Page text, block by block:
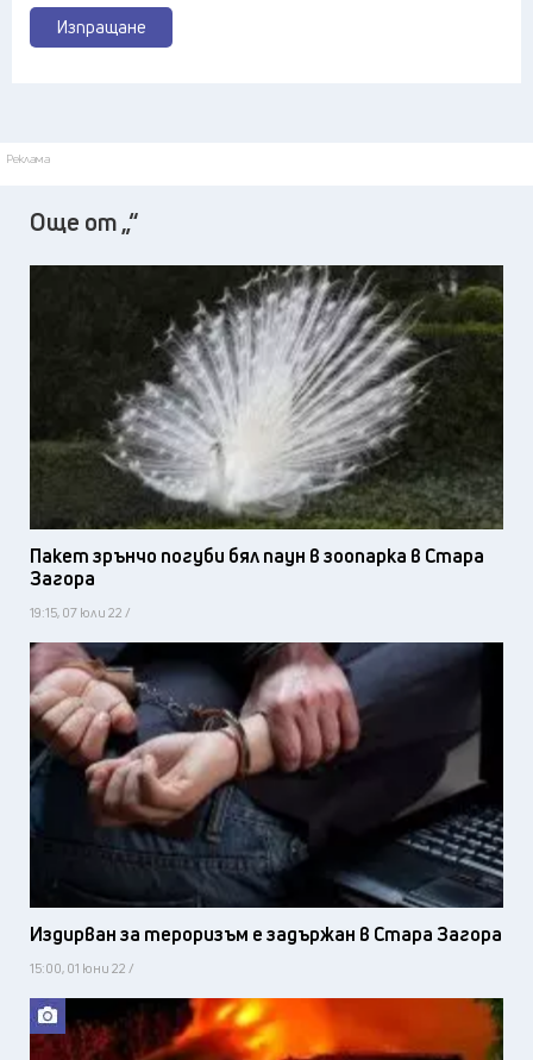
Изпращане
Реклама
Още от „“
Пакет зрънчо погуби бял паун в зоопарка в Стара
Загора
19:15, 07 юли 22 /
Издирван за тероризъм е задържан в Стара Загора
15:00, 01 юни 22 /